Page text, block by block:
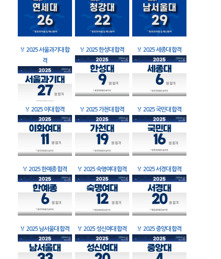
🏅 2025 서울과기대 합
격
🏅 2025 한성대 합격 🏅 2025 세종대 합격
🏅 2025 이대 합격 🏅 2025 가천대 합격 🏅 2025 국민대 합격
🏅 2025 한예종 합격 🏅 2025 숙명여대 합격 🏅 2025 서경대 합격
🏅 2025 남서울대 합격 🏅 2025 성신여대 합격 🏅 2025 중앙대 합격